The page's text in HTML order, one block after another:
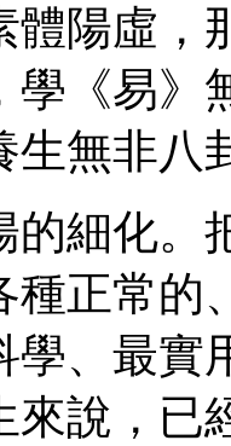
體陽虛，
學《易
生無非八
細化。
種正常的
學、最實
來說，已